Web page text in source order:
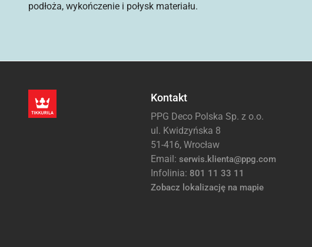
podłoża, wykończenie i połysk materiału.
Kontakt
PPG Deco Polska Sp. z o.o.
ul. Kwidzyńska 8
51-416, Wrocław
Email: serwis.klienta@ppg.com
Infolinia: 801 11 33 11
Zobacz lokalizację na mapie